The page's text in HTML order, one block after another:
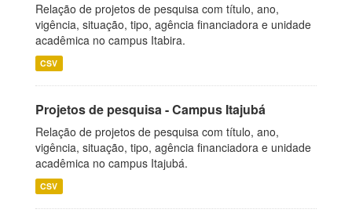
Relação de projetos de pesquisa com título, ano,
vigência, situação, tipo, agência financiadora e unidade
acadêmica no campus Itabira.
CSV
Projetos de pesquisa - Campus Itajubá
Relação de projetos de pesquisa com título, ano,
vigência, situação, tipo, agência financiadora e unidade
acadêmica no campus Itajubá.
CSV